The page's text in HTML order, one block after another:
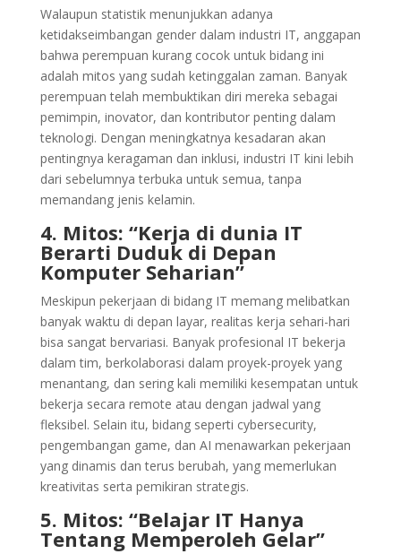
Walaupun statistik menunjukkan adanya
ketidakseimbangan gender dalam industri IT, anggapan
bahwa perempuan kurang cocok untuk bidang ini
adalah mitos yang sudah ketinggalan zaman. Banyak
perempuan telah membuktikan diri mereka sebagai
pemimpin, inovator, dan kontributor penting dalam
teknologi. Dengan meningkatnya kesadaran akan
pentingnya keragaman dan inklusi, industri IT kini lebih
dari sebelumnya terbuka untuk semua, tanpa
memandang jenis kelamin.
4. Mitos: “Kerja di dunia IT
Berarti Duduk di Depan
Komputer Seharian”
Meskipun pekerjaan di bidang IT memang melibatkan
banyak waktu di depan layar, realitas kerja sehari-hari
bisa sangat bervariasi. Banyak profesional IT bekerja
dalam tim, berkolaborasi dalam proyek-proyek yang
menantang, dan sering kali memiliki kesempatan untuk
bekerja secara remote atau dengan jadwal yang
fleksibel. Selain itu, bidang seperti cybersecurity,
pengembangan game, dan AI menawarkan pekerjaan
yang dinamis dan terus berubah, yang memerlukan
kreativitas serta pemikiran strategis.
5. Mitos: “Belajar IT Hanya
Tentang Memperoleh Gelar”